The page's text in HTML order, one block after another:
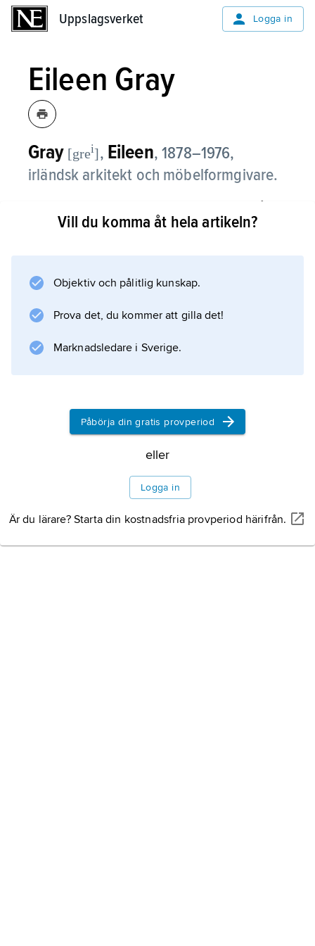
Uppslagsverket Logga in
Eileen Gray
Gray [grei], Eileen,1878–1976,
irländsk arkitekt och möbelformgivare.
Eileen Gray var först verksam i London, från
1907 i Paris, där hon 1923 visade möbler i
hennes funktionalistiska stålrörsmöbler är
sänkbara småbord och generös stoppning i
soffor
Information om artikeln
Vill du komma åt hela artikeln?
Objektiv och pålitlig kunskap.
Prova det, du kommer att gilla det!
Marknadsledare i Sverige.
Påbörja din gratis provperiod
eller
Logga in
Är du lärare? Starta din kostnadsfria provperiod härifrån.